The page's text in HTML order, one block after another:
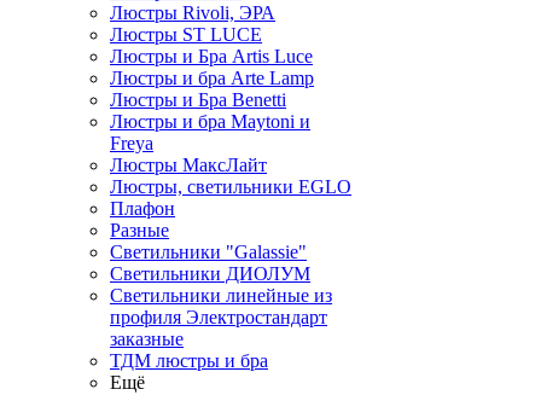
Люстры Rivoli, ЭРА
Люстры ST LUCE
Люстры и Бра Artis Luce
Люстры и бра Arte Lamp
Люстры и Бра Benetti
Люстры и бра Maytoni и
Freya
Люстры МаксЛайт
Люстры, светильники EGLO
Плафон
Разные
Светильники "Galassie"
Светильники ДИОЛУМ
Светильники линейные из
профиля Электростандарт
заказные
ТДМ люстры и бра
Ещё